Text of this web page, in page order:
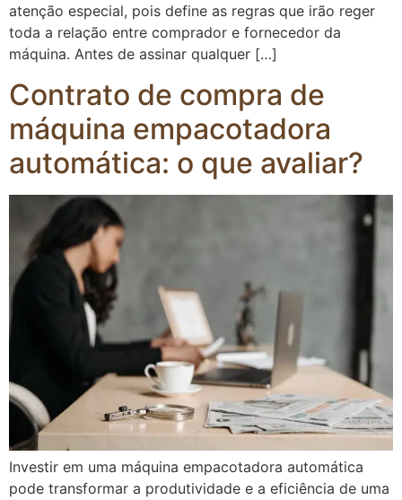
atenção especial, pois define as regras que irão reger
toda a relação entre comprador e fornecedor da
máquina. Antes de assinar qualquer […]
Contrato de compra de
máquina empacotadora
automática: o que avaliar?
Investir em uma máquina empacotadora automática
pode transformar a produtividade e a eficiência de uma